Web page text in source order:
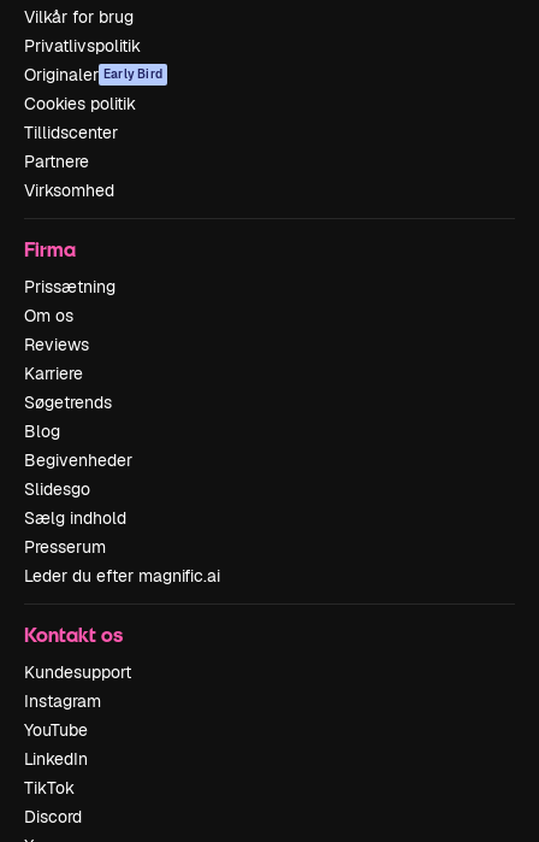
Vilkår for brug
Privatlivspolitik
Originaler Early Bird
Cookies politik
Tillidscenter
Partnere
Virksomhed
Firma
Prissætning
Om os
Reviews
Karriere
Søgetrends
Blog
Begivenheder
Slidesgo
Sælg indhold
Presserum
Leder du efter magnific.ai
Kontakt os
Kundesupport
Instagram
YouTube
LinkedIn
TikTok
Discord